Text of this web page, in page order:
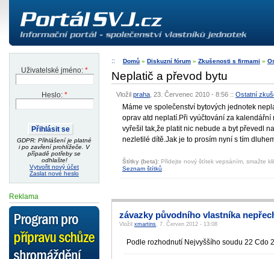
Uživatelské jméno: *
Heslo: *
GDPR: Přihlášení je platné
i po zavření prohlížeče. V
případě potřeby se
odhlašte!
Vytvořit nový účet
Zaslat nové heslo
Reklama
Domů » Diskuzní fórum » Zkušenosti s firmami »
Neplatič a převod bytu
Vložil praha , 23. Červenec 2010 - 8:56 :: Ostatní
Máme ve společenství bytových jednotek
oprav atd neplatí.Při vyúčtování za
vyřešil tak,že platit nic nebude a byt převedl
nezletilé dítě.Jak je to prosím nyní s tím
Štítky (beta): Přidejte nový štítek vepsáním, smažte
Seznam štítků
závazky původního vlastníka
Vložilxmartins , 7. Červen 2012 - 13:08
Podle rozhodnutí Nejvyššího soudu 22 Cdo